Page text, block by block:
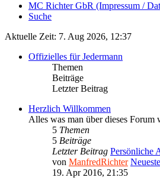
MC Richter GbR (Impressum /
Suche
Aktuelle Zeit: 7. Aug 2026, 12:37
Offizielles für Jedermann
Themen
Beiträge
Letzter Beitrag
Herzlich Willkommen
Alles was man über dieses Forum
5 Themen
5 Beiträge
Letzter Beitrag Persönliche
von ManfredRichter
19. Apr 2016, 21:35